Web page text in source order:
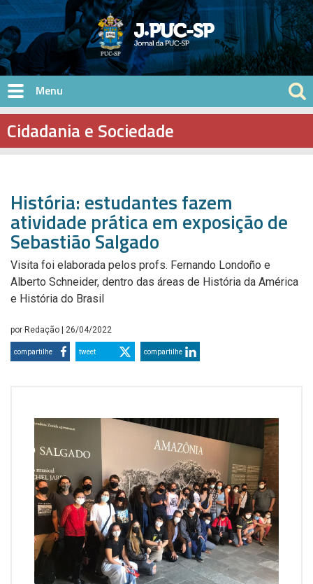
Pular para o conteúdo principal
Cidadania e Sociedade
História: estudantes fazem
atividade prática em exposição de
Sebastião Salgado
Visita foi elaborada pelos profs. Fernando Londoño e
Alberto Schneider, dentro das áreas de História da América
e História do Brasil
por Redação | 26/04/2022
compartilhe tweet compartilhe